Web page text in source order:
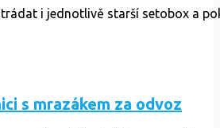
i jednotlivě starší setobox a
s mrazákem za odvoz